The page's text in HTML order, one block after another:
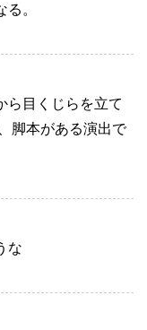
。
ら目くじらを立て
脚本がある演出で
な